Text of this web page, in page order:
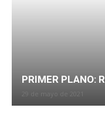
PRIMER PLANO:
29 de mayo de 2021